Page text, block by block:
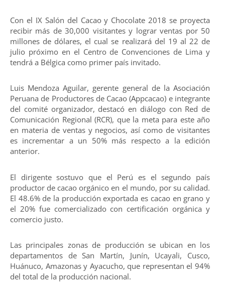
Con el IX Salón del Cacao y Chocolate 2018 se proyecta
recibir más de 30,000 visitantes y lograr ventas por 50
millones de dólares, el cual se realizará del 19 al 22 de
julio próximo en el Centro de Convenciones de Lima y
tendrá a Bélgica como primer país invitado.
Luis Mendoza Aguilar, gerente general de la Asociación
Peruana de Productores de Cacao (Appcacao) e integrante
del comité organizador, destacó en diálogo con Red de
Comunicación Regional (RCR), que la meta para este año
en materia de ventas y negocios, así como de visitantes
es incrementar a un 50% más respecto a la edición
anterior.
El dirigente sostuvo que el Perú es el segundo país
productor de cacao orgánico en el mundo, por su calidad.
El 48.6% de la producción exportada es cacao en grano y
el 20% fue comercializado con certificación orgánica y
comercio justo.
Las principales zonas de producción se ubican en los
departamentos de San Martín, Junín, Ucayali, Cusco,
Huánuco, Amazonas y Ayacucho, que representan el 94%
del total de la producción nacional.